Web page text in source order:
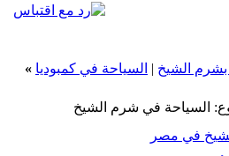
بشرم الشيخ | السياحة في كمبوديا »
السياحة في شرم الشيخ
في مصر